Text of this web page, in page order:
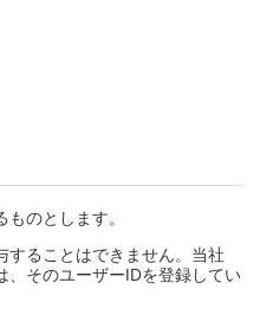
のとします。
することはできません。当社
、そのユーザーIDを登録してい